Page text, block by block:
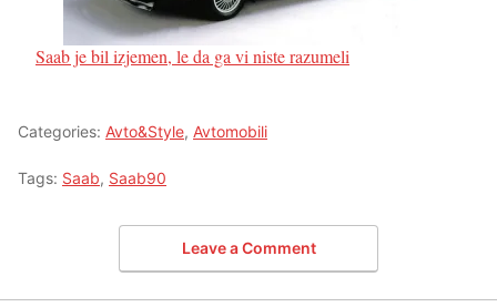
Saab je bil izjemen, le da ga vi niste razumeli
Categories: Avto&Style, Avtomobili
Tags: Saab, Saab90
Leave a Comment